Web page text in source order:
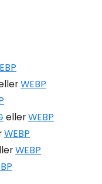
WEBP
ellerWEBP
WEBP
WEBP